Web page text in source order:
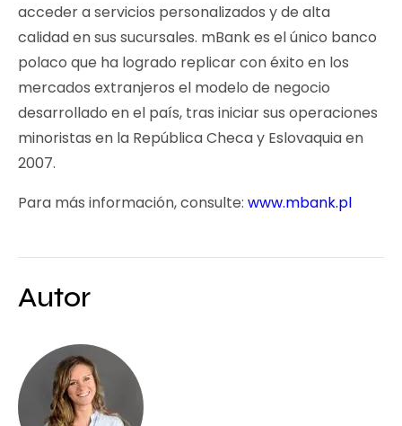
acceder a servicios personalizados y de alta
calidad en sus sucursales. mBank es el único banco
polaco que ha logrado replicar con éxito en los
mercados extranjeros el modelo de negocio
desarrollado en el país, tras iniciar sus operaciones
minoristas en la República Checa y Eslovaquia en
2007.
Para más información, consulte: www.mbank.pl
Autor